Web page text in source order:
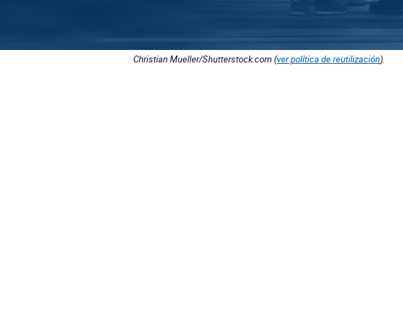
Christian Mueller/Shutterstock.com (ver política de reutilización).